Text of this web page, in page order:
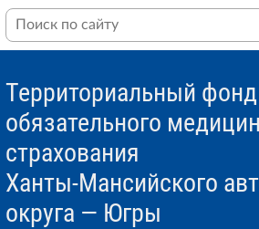
Территориальный фонд
обязательного
страхования
Ханты-Мансийского
округа — Югры